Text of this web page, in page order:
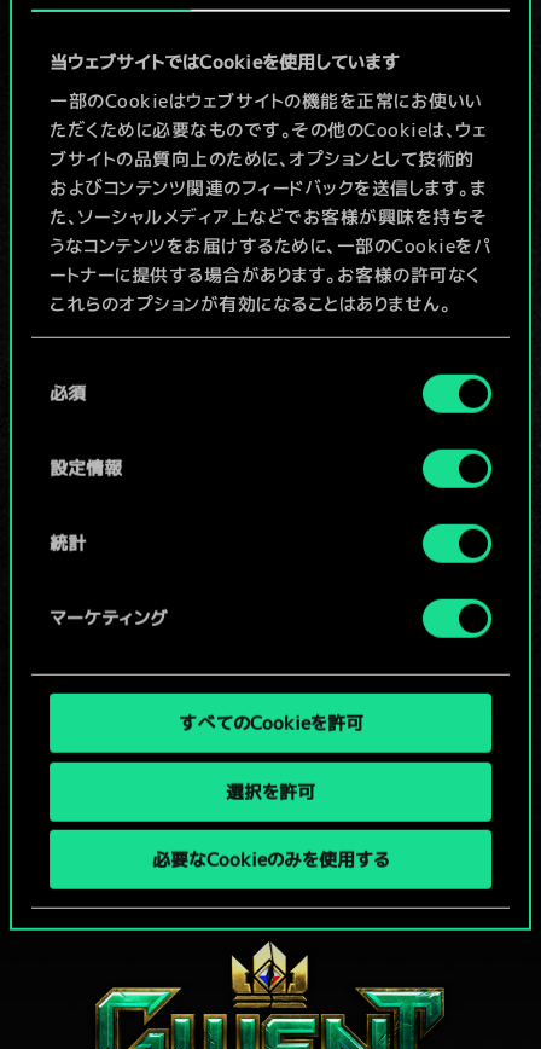
当ウェブサイトではCookieを使用しています
一部のCookieはウェブサイトの機能を正常にお使いい
ただくために必要なものです。その他のCookieは、ウェ
ブサイトの品質向上のために、オプションとして技術的
およびコンテンツ関連のフィードバックを送信します。ま
た、ソーシャルメディア上などでお客様が興味を持ちそ
うなコンテンツをお届けするために、一部のCookieをパ
ートナーに提供する場合があります。お客様の許可なく
これらのオプションが有効になることはありません。
詳細は、下記の「設定」メニューでご確認ください。
必須
設定情報
統計
マーケティング
すべてのCookieを許可
選択を許可
必要なCookieのみを使用する
ゲラルト：クエン
8 アイセングリムの評議会
8 スティガ城
5 8 ユリーヴォのアイダーラン
7 屍術
4 7 操る者
6 6
6
x2
4 x2
x2
エルフの剣士
4 4 ドリアードの指南役 x2